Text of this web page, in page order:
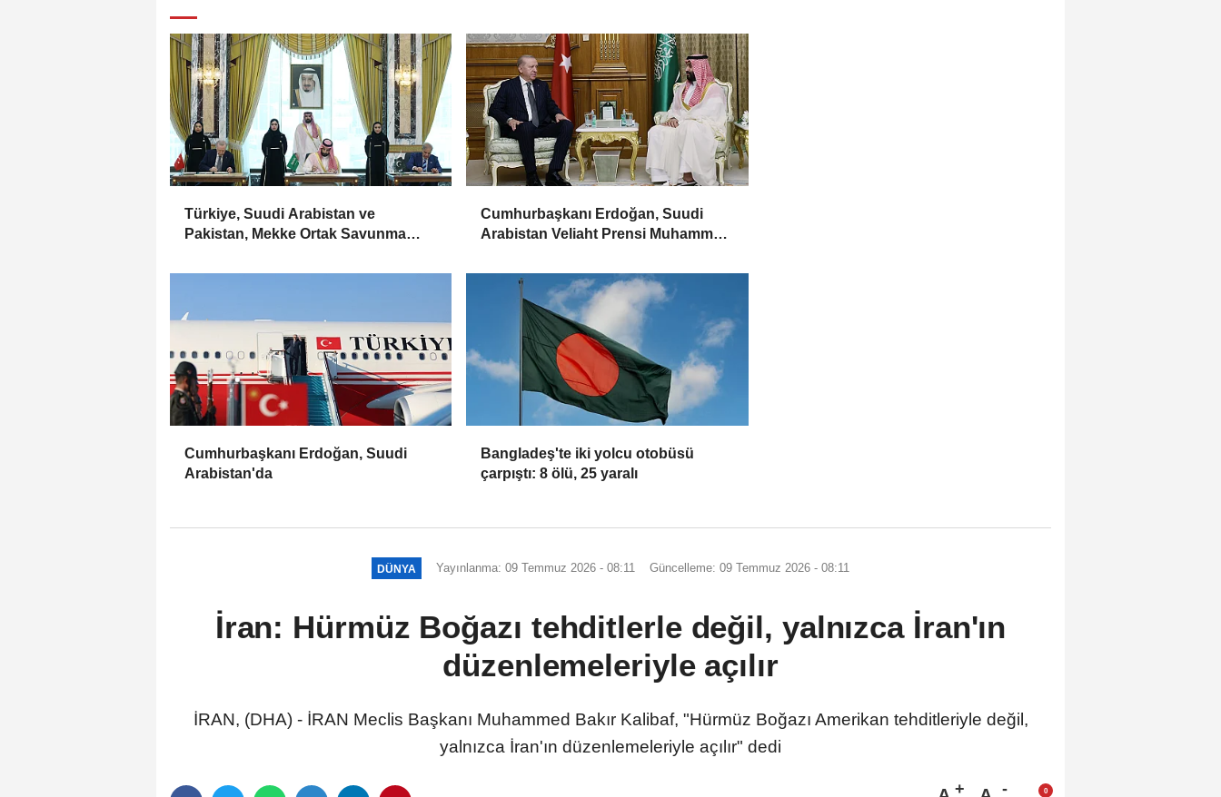
Türkiye, Suudi Arabistan ve
Pakistan, Mekke Ortak Savunma
Cumhurbaşkanı Erdoğan, Suudi
Arabistan Veliaht Prensi Muhammed
Cumhurbaşkanı Erdoğan, Suudi
Arabistan'da
Bangladeş'te iki yolcu otobüsü
çarpıştı: 8 ölü, 25 yaralı
DÜNYA Yayınlanma: 09 Temmuz 2026 - 08:11 Güncelleme: 09 Temmuz 2026 - 08:11
İran: Hürmüz Boğazı tehditlerle değil, yalnızca İran'ın
düzenlemeleriyle açılır
İRAN, (DHA) - İRAN Meclis Başkanı Muhammed Bakır Kalibaf, "Hürmüz Boğazı Amerikan tehditleriyle değil,
yalnızca İran'ın düzenlemeleriyle açılır" dedi